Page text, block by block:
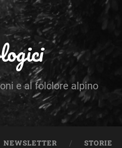
e al folclore alpino
NEWSLETTER STORIE